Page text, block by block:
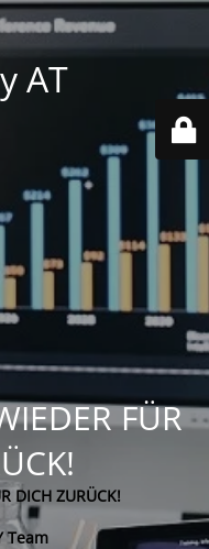
AT
FÜR
DICH ZURÜCK!
Team